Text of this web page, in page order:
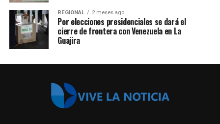
REGIONAL 2 meses ago
Por elecciones presidenciales se dará el
cierre de frontera con Venezuela en La
Guajira